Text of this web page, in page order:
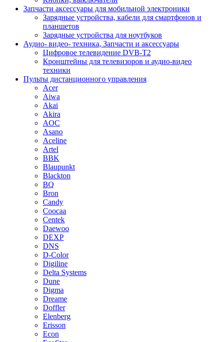
Запчасти аксессуары для мобильной электроники
Зарядные устройства, кабели для смартфонов и
планшетов
Зарядные устройства для ноутбуков
Аудио- видео- техника, Запчасти и аксессуары
Цифровое телевидение DVB-T2
Кронштейны для телевизоров и аудио-видео
техники
Пульты дистанционного управления
Acer
Aiwa
Akai
Akira
AOC
Asano
Aceline
Artel
BBK
Blaupunkt
Blackton
BQ
Bron
Candy
Coocaa
Centek
Daewoo
DEXP
DNS
D-Color
Digiline
Delta Systems
Dune
Digma
Dreame
Doffler
Elenberg
Erisson
Econ